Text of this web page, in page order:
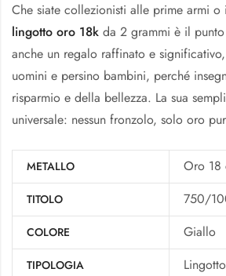
Che siate collezionisti alle prime armi o
lingotto oro 18k da 2 grammi è il
anche un regalo raffinato e
uomini e persino bambini, perché
risparmio e della bellezza. La sua
universale: nessun fronzolo, solo oro
METALLO Oro
TITOLO 750/
COLORE Giallo
TIPOLOGIA Lingotto